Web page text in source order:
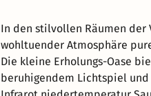
In den stilvollen Räumen der
wohltuender Atmosphäre
Die kleine Erholungs-Oase
beruhigendem Lichtspiel und